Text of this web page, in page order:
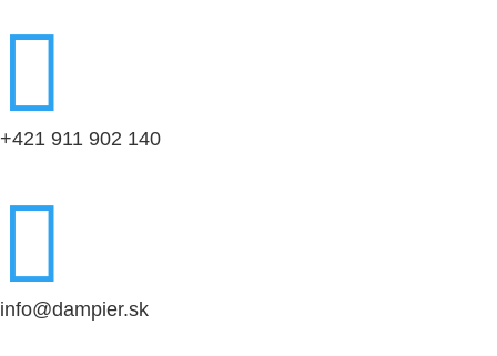

+421 911 902 140

info@dampier.sk